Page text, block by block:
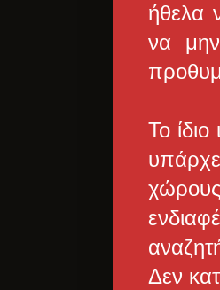
ήθελα
να
Το
Δεν